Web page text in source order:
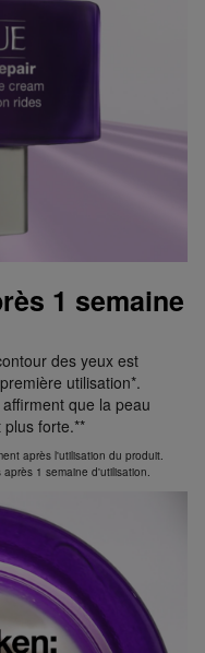
1 semaine
des yeux est
utilisation*.
que la peau
forte.**
après l'utilisation du produit.
1 semaine d'utilisation.